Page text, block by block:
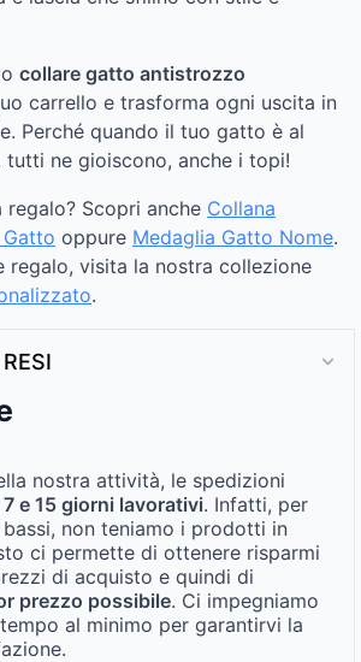
collare gatto antistrozzo
carrello e trasforma ogni uscita in
Perché quando il tuo gatto è al
tutti ne gioiscono, anche i topi!
regalo? Scopri anche Collana
oppure Medaglia Gatto Nome.
regalo, visita la nostra collezione
.
nostra attività, le spedizioni
7 e 15 giorni lavorativi. Infatti, per
non teniamo i prodotti in
ci permette di ottenere risparmi
di acquisto e quindi di
prezzo possibile. Ci impegniamo
al minimo per garantirvi la